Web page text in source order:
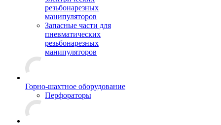
резьбонарезных
манипуляторов
Запасные части для
пневматических
резьбонарезных
манипуляторов
Горно-шахтное оборудование
Перфораторы